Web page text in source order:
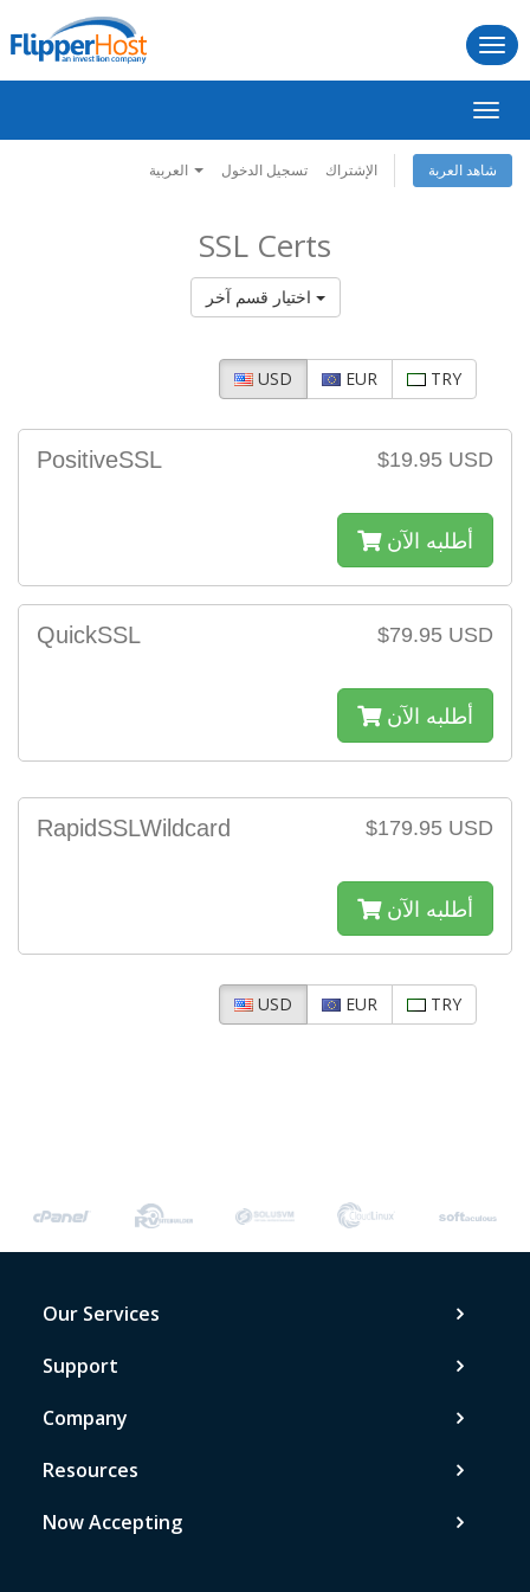
تبديل
التنقل
تسجيل الدخول الإشتراك شاهد العربة
SSL Certs
USD EUR TRY
$19.95 USD
PositiveSSL
أطلبه الآن
$79.95 USD
QuickSSL
أطلبه الآن
$179.95 USD
RapidSSLWildcard
أطلبه الآن
USD EUR TRY
Our Services
Support
Company
Resources
Now Accepting